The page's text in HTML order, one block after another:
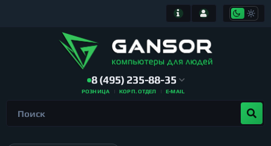
8 (495) 235-88-35
РОЗНИЦА КОРП. ОТДЕЛ E-MAIL